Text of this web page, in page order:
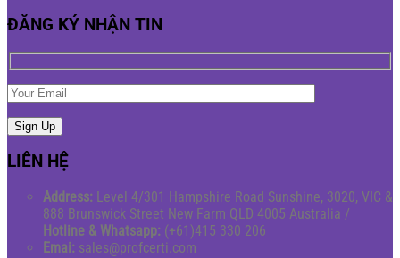
ĐĂNG KÝ NHẬN TIN
LIÊN HỆ
Address: Level 4/301 Hampshire Road Sunshine, 3020, VIC &
888 Brunswick Street New Farm QLD 4005 Australia /
Hotline & Whatsapp: (+61)415 330 206
Emai: sales@profcerti.com